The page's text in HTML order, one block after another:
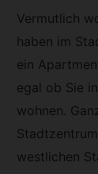
Vermutlich
haben im
ein
egal ob Sie
wohnen.
westlichen